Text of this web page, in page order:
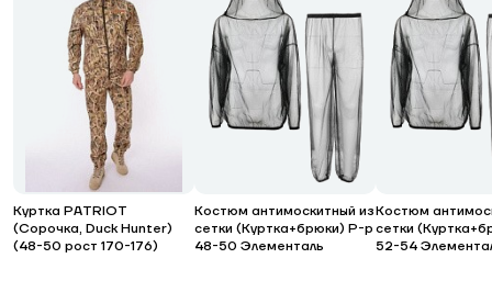
Куртка PATRIOT
(Сорочка, Duck Hunter)
(48-50 рост 170-176)
Костюм антимоскитный из
сетки (Куртка+брюки) Р-р
48-50 Элементаль
Костюм
сетки
52-54